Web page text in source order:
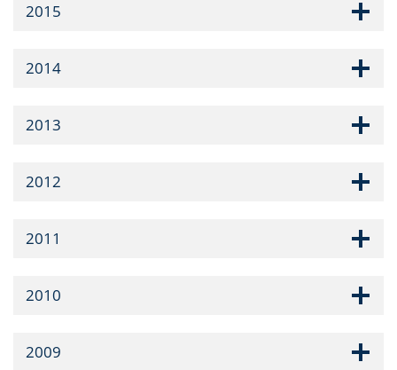
2015
2014
2013
2012
2011
2010
2009